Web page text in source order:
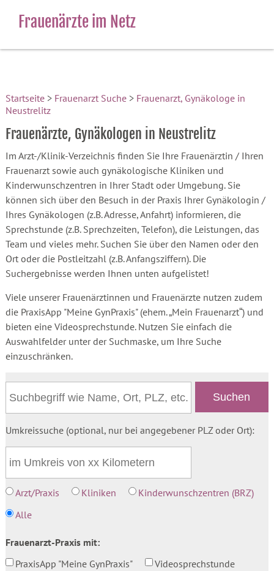
Frauenärzte im Netz
Startseite> Frauenarzt Suche> Frauenarzt, Gynäkologe in
Neustrelitz
Frauenärzte, Gynäkologen in Neustrelitz
Im Arzt-/Klinik-Verzeichnis finden Sie Ihre Frauenärztin / Ihren
Frauenarzt sowie auch gynäkologische Kliniken und
Kinderwunschzentren in Ihrer Stadt oder Umgebung. Sie
können sich über den Besuch in der Praxis Ihrer Gynäkologin /
Ihres Gynäkologen (z.B. Adresse, Anfahrt) informieren, die
Sprechstunde (z.B. Sprechzeiten, Telefon), die Leistungen, das
Team und vieles mehr. Suchen Sie über den Namen oder den
Ort oder die Postleitzahl (z.B. Anfangsziffern). Die
Suchergebnisse werden Ihnen unten aufgelistet!
Viele unserer Frauenärztinnen und Frauenärzte nutzen zudem
die PraxisApp "Meine GynPraxis" (ehem. „Mein Frauenarzt“) und
bieten eine Videosprechstunde. Nutzen Sie einfach die
Auswahlfelder unter der Suchmaske, um Ihre Suche
einzuschränken.
Umkreissuche (optional, nur bei angegebener PLZ oder Ort):
Arzt/Praxis Kliniken
Kinderwunschzentren (BRZ)
Alle
Frauenarzt-Praxis mit:
PraxisApp "Meine GynPraxis"
Videosprechstunde